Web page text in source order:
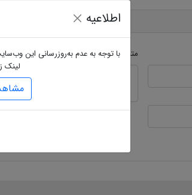
متن دیدگاه
اطلاعیه
با توجه به عدم به‌روزرسانی این
لینک